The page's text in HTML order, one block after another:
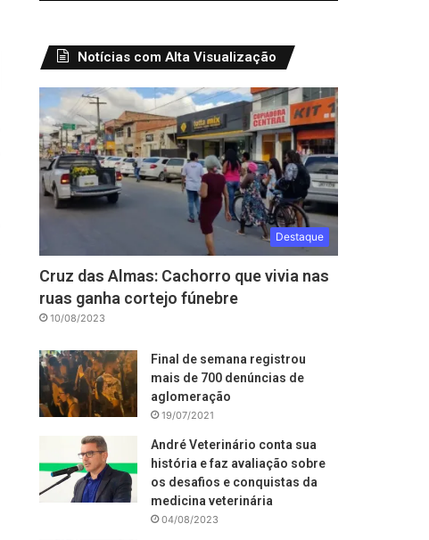
Notícias com Alta Visualização
Destaque
Cruz das Almas: Cachorro que vivia nas
ruas ganha cortejo fúnebre
10/08/2023
Final de semana registrou
mais de 700 denúncias de
aglomeração
19/07/2021
André Veterinário conta sua
história e faz avaliação sobre
os desafios e conquistas da
medicina veterinária
04/08/2023